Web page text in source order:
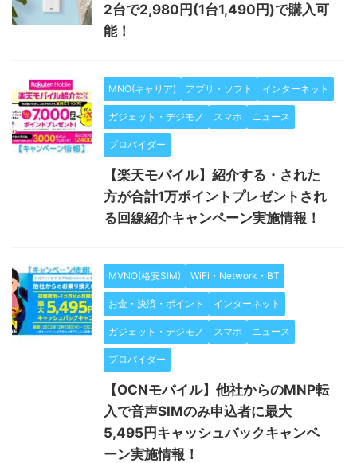
2台で2,980円(1台1,490円)で購入可
能！
MNO(キャリア) アプリ・ソフト インターネット
ガジェット・デジモノ スマホ ニュース
プロバイダー
【楽天モバイル】紹介する・された
方が合計1万ポイントプレゼントされ
る回線紹介キャンペーン実施情報！
MVNO(格安SIM) WiFi・Network・BT
お金・決済・ポイント インターネット
ガジェット・デジモノ スマホ ニュース
プロバイダー
【OCNモバイル】他社からのMNP転
入で音声SIMのみ申込者に最大
5,495円キャッシュバックキャンペ
ーン実施情報！